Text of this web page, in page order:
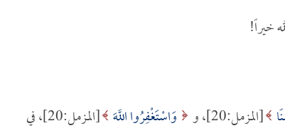
خيراً!
[المزمل:20]، و وَاسْتَغْفِرُوا اللَّهَ
[المزمل:20]، في